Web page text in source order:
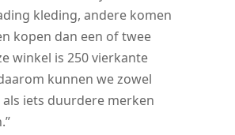
kleding, andere komen
kopen dan een of twee
winkel is 250 vierkante
kunnen we zowel
iets duurdere merken